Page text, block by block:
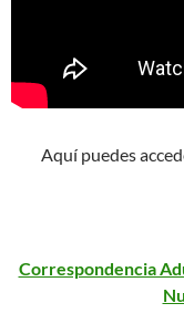
Aquí puedes
Correspondencia